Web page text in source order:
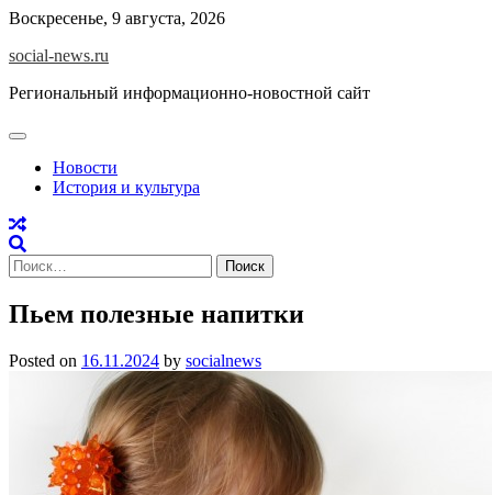
Skip
content
Воскресенье, 9 августа, 2026
social-news.ru
Региональный информационно-новостной сайт
Новости
История и культура
Найти:
Пьем полезные напитки
Posted on 16.11.2024 by socialnews